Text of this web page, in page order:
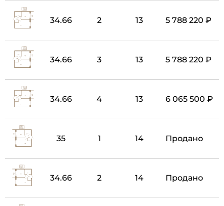
34.66 2 13 5 788 220 ₽
34.66 3 13 5 788 220 ₽
34.66 4 13 6 065 500 ₽
35 1 14 Продано
34.66 2 14 Продано